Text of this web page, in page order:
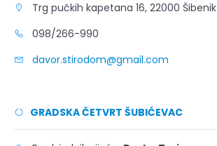
Trg pučkih kapetana 16, 22000 Šibenik
098/266-990
davor.stirodom@gmail.com
GRADSKA ČETVRT ŠUBIĆEVAC